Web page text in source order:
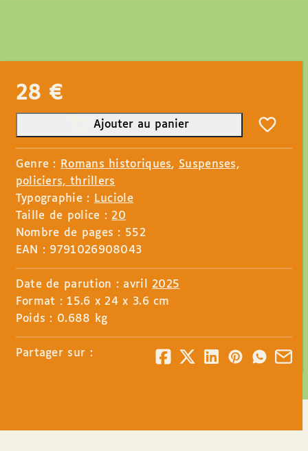
28 €
Ajouter au panier
Genre : Romans historiques, Suspenses,
policiers, thrillers
Typographie : Luciole
Taille de police : 20
Nombre de pages : 552
EAN : 9791026908043
Date de parution : avril 2025
Format : 15.6 x 24 x 3.6 cm
Poids : 0.688 kg
Partager sur :